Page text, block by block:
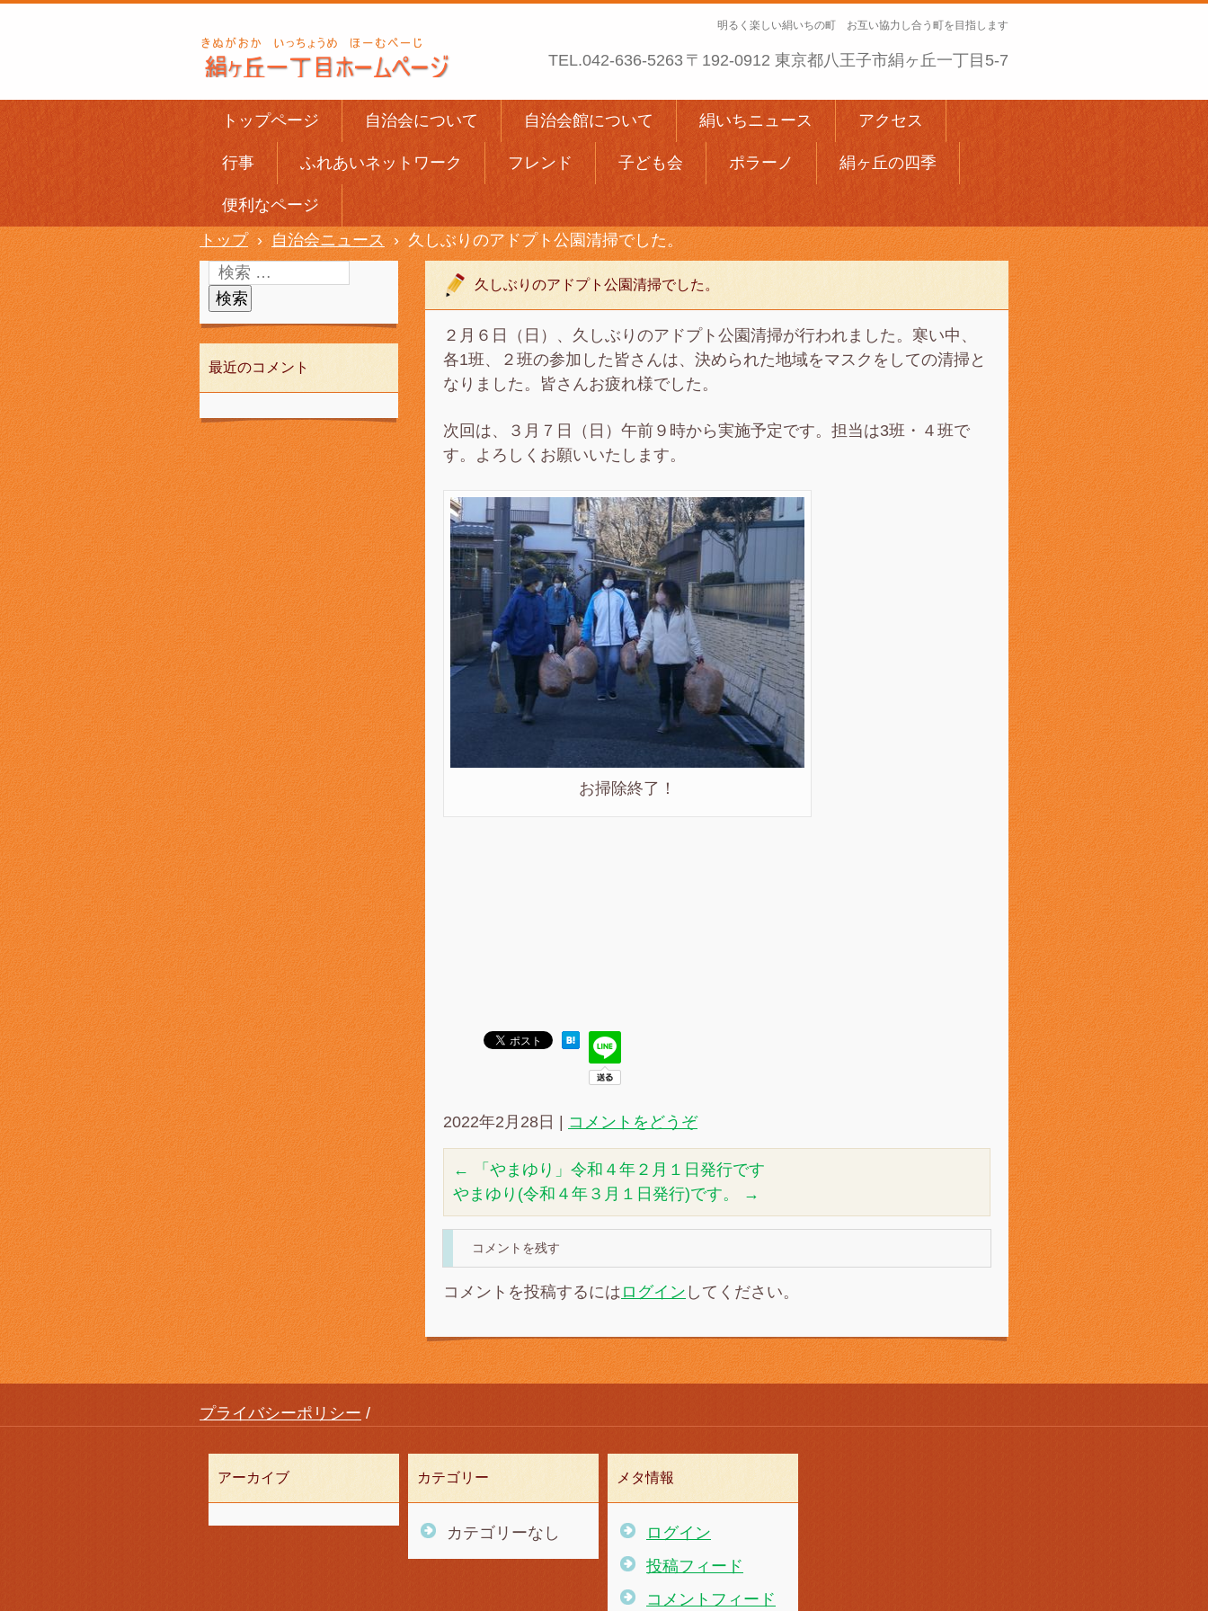
明るく楽しい絹いちの町 お互い協力し合う町を目指します
TEL.042-636-5263 〒192-0912 東京都八王子市絹ヶ丘一丁目5-7
トップページ 自治会について 自治会館について 絹いちニュース アクセス
行事 ふれあいネットワーク フレンド 子ども会 ポラーノ 絹ヶ丘の四季
便利なページ
トップ › 自治会ニュース › 久しぶりのアドプト公園清掃でした。
久しぶりのアドプト公園清掃でした。
２月６日（日）、久しぶりのアドプト公園清掃が行われました。寒い中、
各1班、２班の参加した皆さんは、決められた地域をマスクをしての清掃と
なりました。皆さんお疲れ様でした。
次回は、３月７日（日）午前９時から実施予定です。担当は3班・４班で
す。よろしくお願いいたします。
お掃除終了！
2022年2月28日 コメントをどうぞ
←
「やまゆり」令和４年２月１日発行です
やまゆり(令和４年３月１日発行)です。
→
コメントを残す
コメントを投稿するには ログイン してください。
最近のコメント
プライバシーポリシー
アーカイブ カテゴリー
カテゴリーなし
メタ情報
ログイン
投稿フィード
コメントフィード